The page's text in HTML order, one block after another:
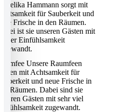
Angelika Hammann sorgt mit
Achtsamkeit für Sauberkeit und
neue Frische in den Räumen.
Dabei ist sie unseren Gästen mit
großer Einfühlsamkeit
zugewandt.
Raumfee Unsere Raumfeen
sorgen mit Achtsamkeit für
Sauberkeit und neue Frische in
den Räumen. Dabei sind sie
unseren Gästen mit sehr viel
Einfühlsamkeit zugewandt.